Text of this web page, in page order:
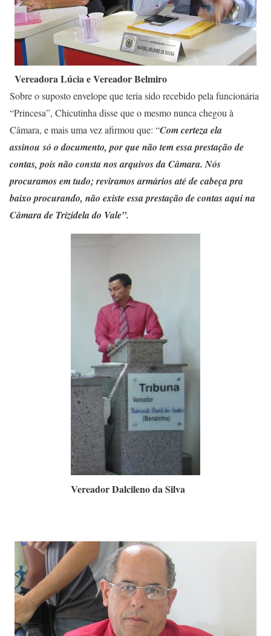
Vereadora Lúcia e Vereador Belmiro
Sobre o suposto envelope que teria sido recebido pela funcionária
“Princesa”, Chicutinha disse que o mesmo nunca chegou à
Câmara, e mais uma vez afirmou que: “Com certeza ela
assinou só o documento, por que não tem essa prestação de
contas, pois não consta nos arquivos da Câmara. Nós
procuramos em tudo; reviramos armários até de cabeça pra
baixo procurando, não existe essa prestação de contas aqui na
Câmara de Trizidela do Vale”.
Vereador Dalcileno da Silva